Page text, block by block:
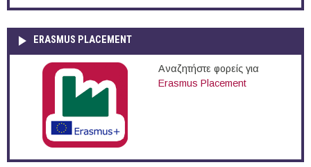
ERASMUS PLACEMENT
Αναζητήστε φορείς για
Erasmus Placement